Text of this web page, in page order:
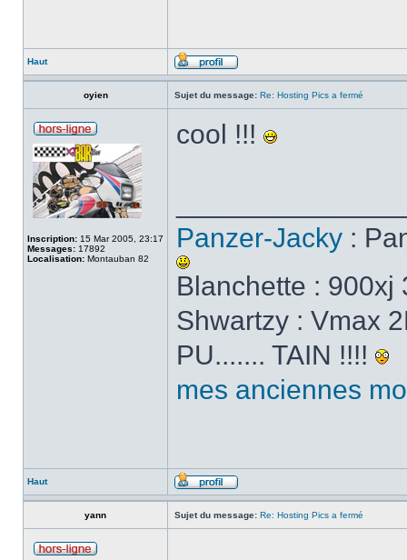
Haut
oyien Sujet du message: Re: Hosting Pics a fermé
Inscription: 15 Mar 2005, 23:17
Messages: 17892
Localisation: Montauban 82
cool !!!
Panzer-Jacky :
Blanchette :
Shwartzy : Vmax
PU....... TAIN !!!!
mes anciennes
Haut
yann Sujet du message: Re: Hosting Pics a fermé